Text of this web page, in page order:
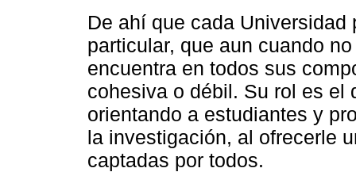
De ahí que cada
particular, que aun cuando
encuentra en todos sus
cohesiva o débil. Su rol es el
orientando a estudiantes y
la investigación, al ofrecerle
captadas por todos.